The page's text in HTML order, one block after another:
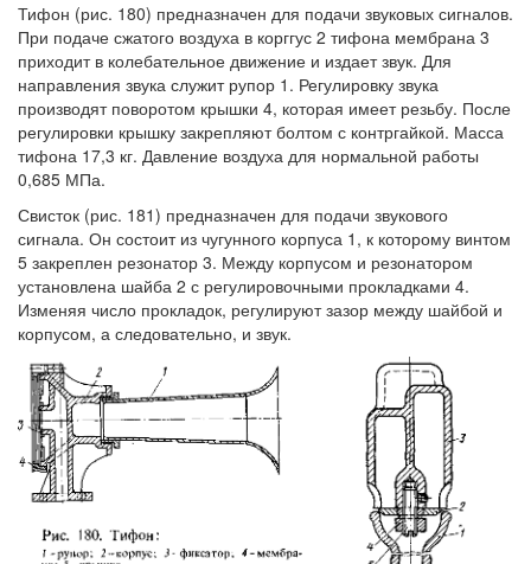
Тифон (рис. 180) предназначен для подачи звуковых сигналов.
При подаче сжатого воздуха в корггус 2 тифона мембрана 3
приходит в колебательное движение и издает звук. Для
направления звука служит рупор 1. Регулировку звука
производят поворотом крышки 4, которая имеет резьбу. После
регулировки крышку закрепляют болтом с контргайкой. Масса
тифона 17,3 кг. Давление воздуха для нормальной работы
0,685 МПа.
Свисток (рис. 181) предназначен для подачи звукового
сигнала. Он состоит из чугунного корпуса 1, к которому винтом
5 закреплен резонатор 3. Между корпусом и резонатором
установлена шайба 2 с регулировочными прокладками 4.
Изменяя число прокладок, регулируют зазор между шайбой и
корпусом, а следовательно, и звук.